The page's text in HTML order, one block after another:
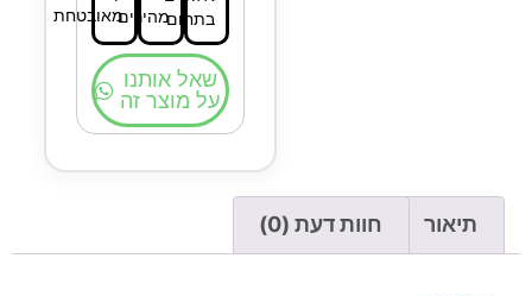
בתחוםמהיריםמאובטחת
שאל אותנו
על מוצר זה
תיאור חוות דעת (0)